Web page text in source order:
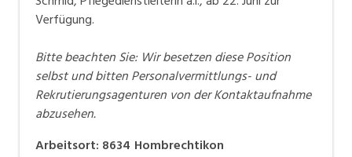
Verfügung.
Bitte beachten Sie: Wir besetzen diese Position
selbst und bitten Personalvermittlungs- und
Rekrutierungsagenturen von der Kontaktaufnahme
abzusehen.
Arbeitsort: 8634 Hombrechtikon